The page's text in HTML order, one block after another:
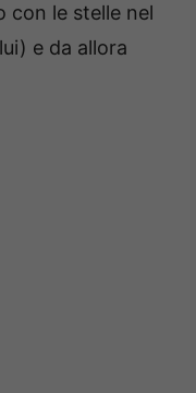
con le stelle nel
e da allora